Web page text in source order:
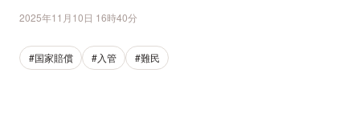
2025年11月10日 16時40分
#国家賠償 #入管 #難民